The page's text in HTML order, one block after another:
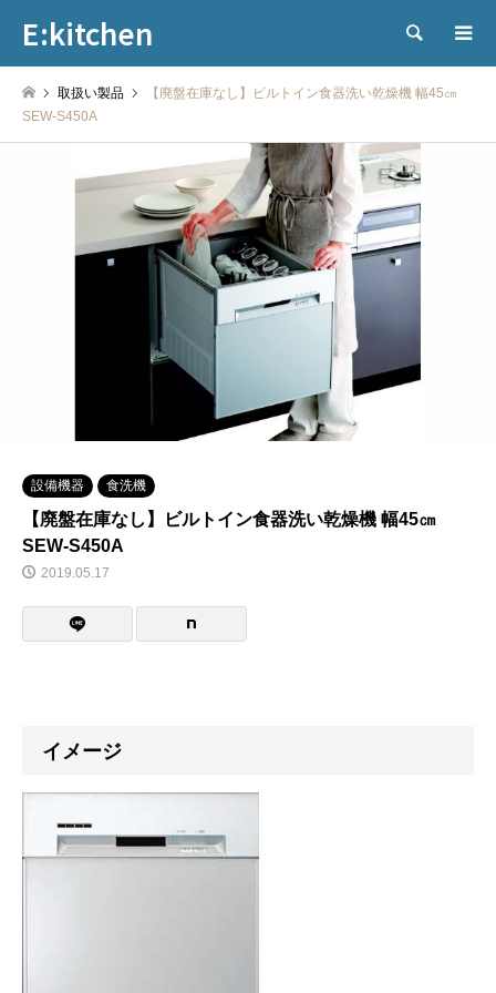
E:kitchen 検索
取扱い製品
【廃盤在庫なし】ビルトイン食器洗い乾燥機 幅45㎝
SEW-S450A
設備機器 食洗機
【廃盤在庫なし】ビルトイン食器洗い乾燥機 幅45㎝
SEW-S450A
2019.05.17
イメージ